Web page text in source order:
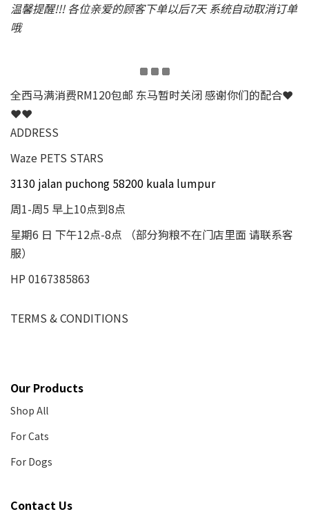
温馨提醒!!! 各位亲爱的顾客下单以后7天 系统自动取消订单
哦
全西马满消费RM120包邮 东马暂时关闭 感谢你们的配合❤
❤❤
ADDRESS
Waze PETS STARS
3130 jalan puchong 58200 kuala lumpur
周1-周5 早上10点到8点
星期6 日 下午12点-8点 （部分狗粮不在门店里面 请联系客
服）
HP 0167385863
TERMS & CONDITIONS
Our Products
Shop All
For Cats
For Dogs
Contact Us